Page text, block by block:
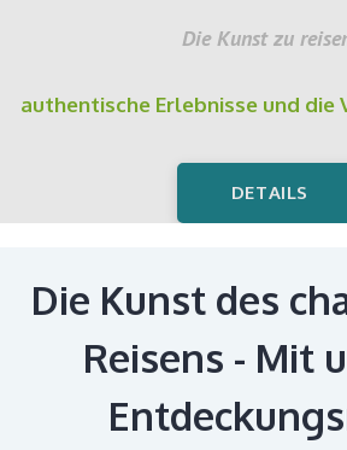
Die Kunst zu
authentische Erlebnisse und die
DETAILS
Die Kunst des
Reisens - Mit